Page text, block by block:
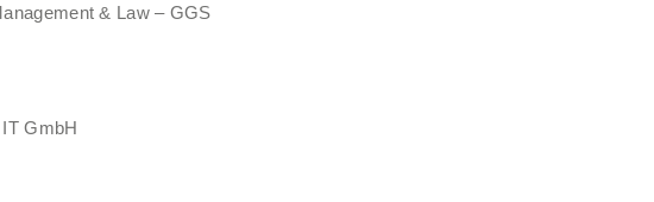
& Law – GGS
GmbH